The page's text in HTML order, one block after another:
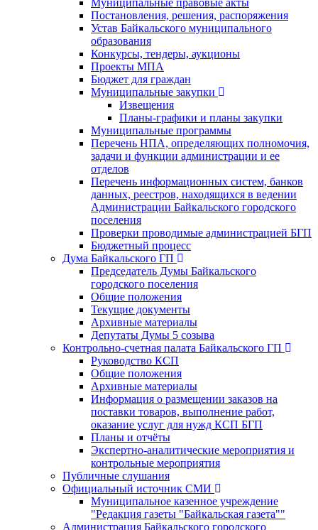
Постановления, решения, распоряжения
Устав Байкальского муниципального
образования
Конкурсы, тендеры, аукционы
Проекты МПА
Бюджет для граждан
Муниципальные закупки
Извещения
Планы-графики и планы закупки
Муниципальные программы
Перечень НПА, определяющих полномочия,
задачи и функции администрации и ее
отделов
Перечень информационных систем, банков
данных, реестров, находящихся в ведении
Администрации Байкальского городского
поселения
Проверки проводимые администрацией БГП
Бюджетный процесс
Дума Байкальского ГП
Председатель Думы Байкальского
городского поселения
Общие положения
Текущие документы
Архивные материалы
Депутаты Думы 5 созыва
Контрольно-счетная палата Байкальского ГП
Руководство КСП
Общие положения
Архивные материалы
Информация о размещении заказов на
поставки товаров, выполнение работ,
оказание услуг для нужд КСП БГП
Планы и отчёты
Экспертно-аналитические мероприятия и
контрольные мероприятия
Публичные слушания
Официальный источник СМИ
Муниципальное казенное учреждение
"Редакция газеты "Байкальская газета""
Администрация Байкальского городского